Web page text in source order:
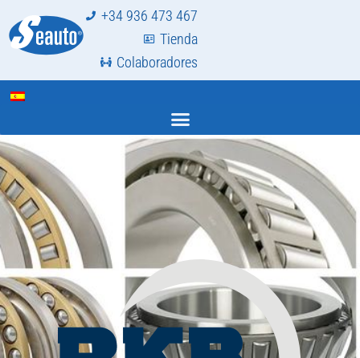
+34 936 473 467
Tienda
Colaboradores